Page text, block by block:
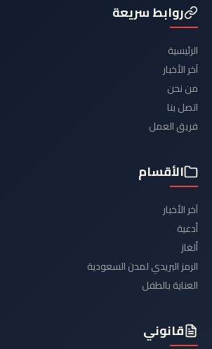
روابط سريعة
الرئيسية
آخر الأخبار
من نحن
اتصل بنا
فريق العمل
الأقسام
آخر الأخبار
أدعية
ألغاز
الرمز البريدي لمدن السعودية
العناية بالطفل
قانوني